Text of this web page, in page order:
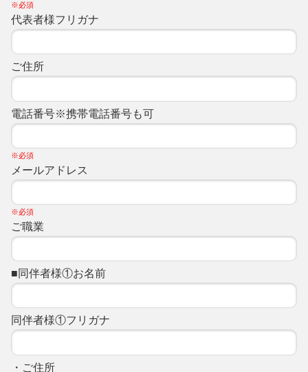
※必須
代表者様フリガナ
ご住所
電話番号※携帯電話番号も可
※必須
メールアドレス
※必須
ご職業
■同伴者様①お名前
同伴者様①フリガナ
・ご住所